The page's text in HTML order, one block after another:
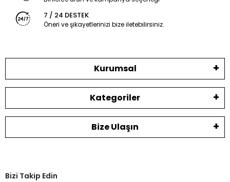
7 / 24 DESTEK
Öneri ve şikayetlerinizi bize iletebilirsiniz.
Kurumsal
Kategoriler
Bize Ulaşın
Bizi Takip Edin